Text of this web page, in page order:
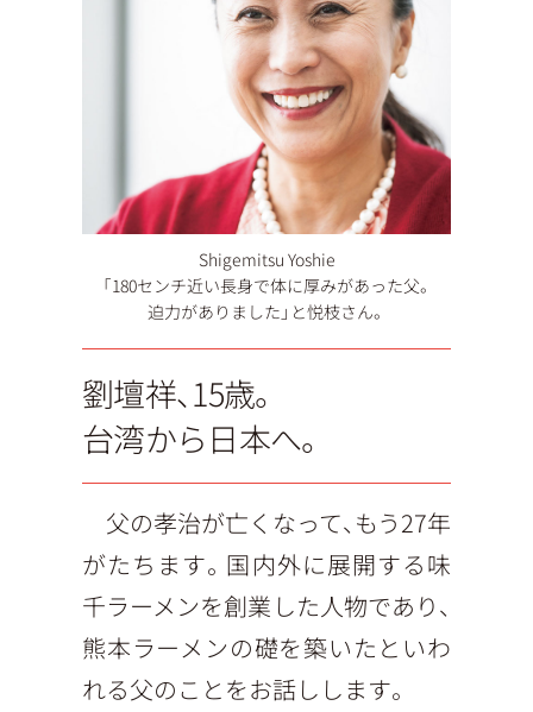
Shigemitsu Yoshie
「180センチ近い長身で体に厚みがあった父。
迫力がありました」と悦枝さん。
劉壇祥、15歳。
台湾から日本へ。
父の孝治が亡くなって、もう27年
がたちます。国内外に展開する味
千ラーメンを創業した人物であり、
熊本ラーメンの礎を築いたといわ
れる父のことをお話しします。